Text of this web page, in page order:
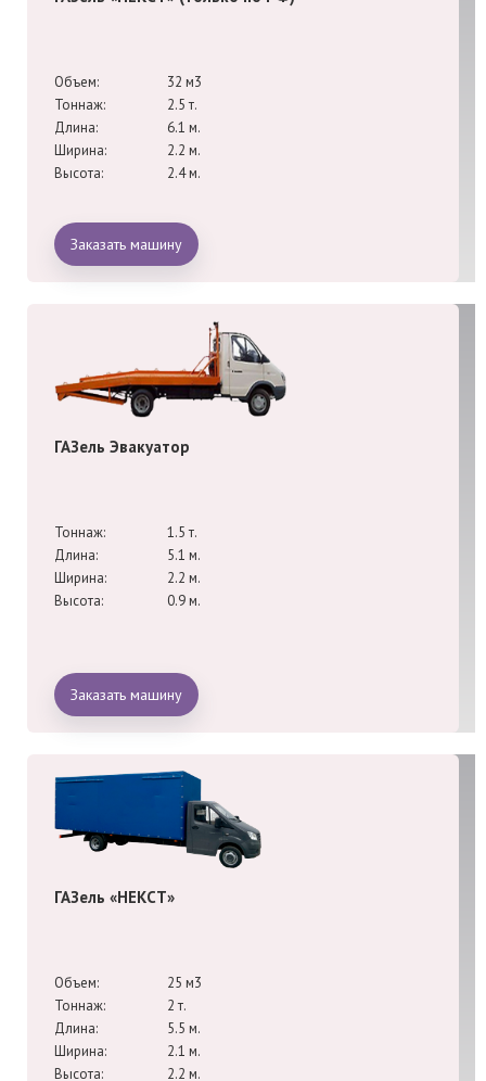
Объем:
32 м3
Тоннаж:
2.5 т.
Длина:
6.1 м.
Ширина:
2.2 м.
Высота:
2.4 м.
Заказать машину
ГАЗель Эвакуатор
Тоннаж:
1.5 т.
Длина:
5.1 м.
Ширина:
2.2 м.
Высота:
0.9 м.
Заказать машину
ГАЗель «НЕКСТ»
Объем:
25 м3
Тоннаж:
2 т.
Длина:
5.5 м.
Ширина:
2.1 м.
Высота:
2.2 м.